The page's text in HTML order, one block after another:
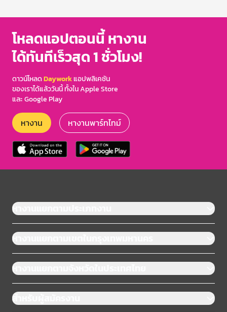
โหลดแอปตอนนี้ หางาน
ได้ทันทีเร็วสุด 1 ชั่วโมง!
ดาวน์โหลดDayworkแอปพลิเคชัน
ของเราได้แล้ววันนี้ ทั้งใน Apple Store
และ Google Play
หางาน หางานพาร์ทไทม์
หางานแยกตามประเภทงาน
หางานแยกตามเขตในกรุงเทพมหานคร
หางานแยกตามจังหวัดในประเทศไทย
สำหรับผู้สมัครงาน